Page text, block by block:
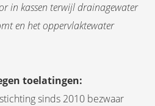
in kassen terwijl drainagewater
en het oppervlaktewater
toelatingen:
sinds 2010 bezwaar